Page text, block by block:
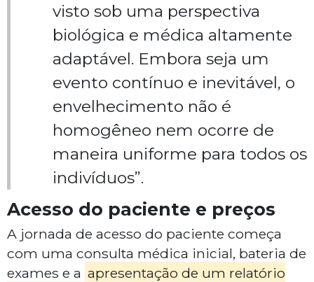
visto sob uma perspectiva
biológica e médica altamente
adaptável. Embora seja um
evento contínuo e inevitável, o
envelhecimento não é
homogêneo nem ocorre de
maneira uniforme para todos os
indivíduos”.
Acesso do paciente e preços
A jornada de acesso do paciente começa
com uma consulta médica inicial, bateria de
exames e a apresentação de um relatório